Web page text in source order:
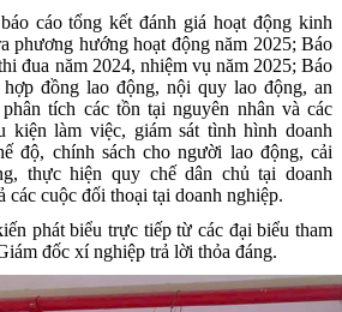
cáo tổng kết đánh giá hoạt động kinh
phương hướng hoạt động năm 2025; Báo
đua năm 2024, nhiệm vụ năm 2025; Báo
đồng lao động, nội quy lao động, an
tích các tồn tại nguyên nhân và các
kiện làm việc, giám sát tình hình doanh
độ, chính sách cho người lao động, cải
thực hiện quy chế dân chủ tại doanh
các cuộc đối thoại tại doanh nghiệp.
phát biểu trực tiếp từ các đại biểu tham
đốc xí nghiệp trả lời thỏa đáng.